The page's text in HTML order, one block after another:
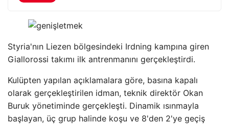
Styria'nın Liezen bölgesindeki Irdning kampına giren
Giallorossi takımı ilk antrenmanını gerçekleştirdi.
Kulüpten yapılan açıklamalara göre, basına kapalı
olarak gerçekleştirilen idman, teknik direktör Okan
Buruk yönetiminde gerçekleşti. Dinamik ısınmayla
başlayan, üç grup halinde koşu ve 8'den 2'ye geçiş